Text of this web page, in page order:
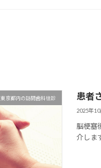
東京都内の訪問歯科往診 患者
2025年
脳梗塞
介しま